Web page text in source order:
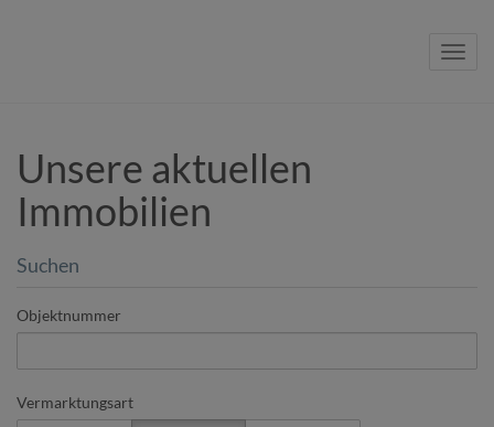
Unsere aktuellen
Immobilien
Suchen
Objektnummer
Vermarktungsart